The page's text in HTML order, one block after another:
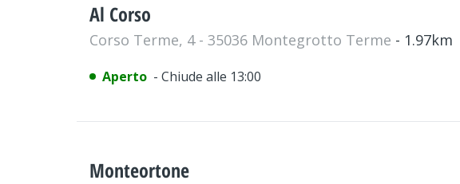
Al Corso
Corso Terme, 4 - 35036 Montegrotto Terme - 1.97km
Aperto - Chiude alle 13:00
Monteortone